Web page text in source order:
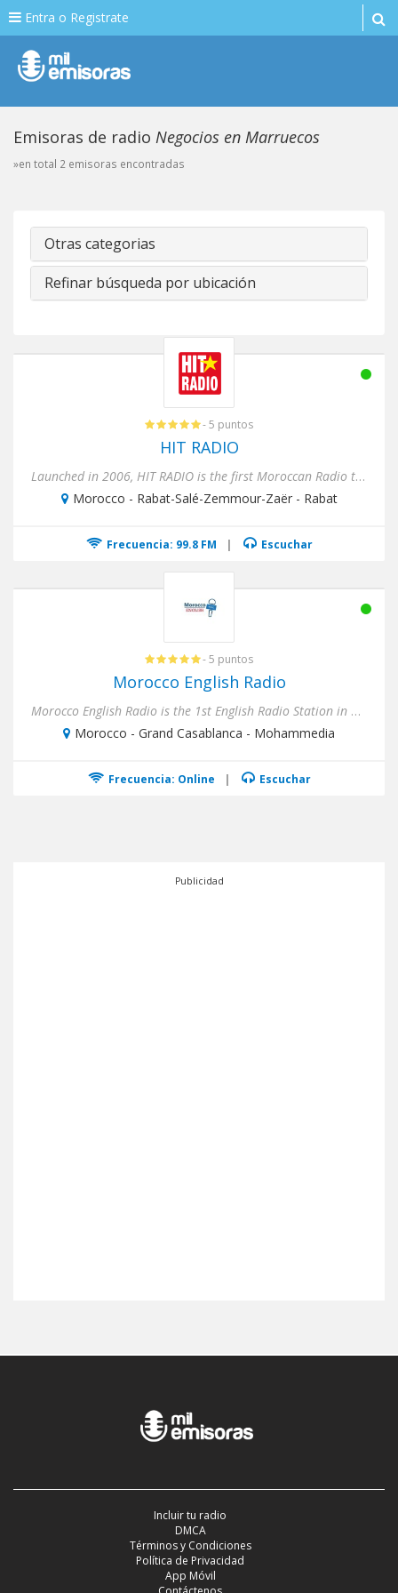
Entra o Registrate
Emisoras de radio Negocios en Marruecos
»en total 2 emisoras encontradas
Otras categorias
Refinar búsqueda por ubicación
- 5 puntos
HIT RADIO
Launched in 2006, HIT RADIO is the first Moroccan Radio that is exclusively dedicated to the Moroccan youth. Meant to...
Morocco - Rabat-Salé-Zemmour-Zaër - Rabat
Frecuencia: 99.8 FM | Escuchar
- 5 puntos
Morocco English Radio
Morocco English Radio is the 1st English Radio Station in Morocco. We broadcast live News, Economy updates as well mu...
Morocco - Grand Casablanca - Mohammedia
Frecuencia: Online | Escuchar
Publicidad
Incluir tu radio
DMCA
Términos y Condiciones
Política de Privacidad
App Móvil